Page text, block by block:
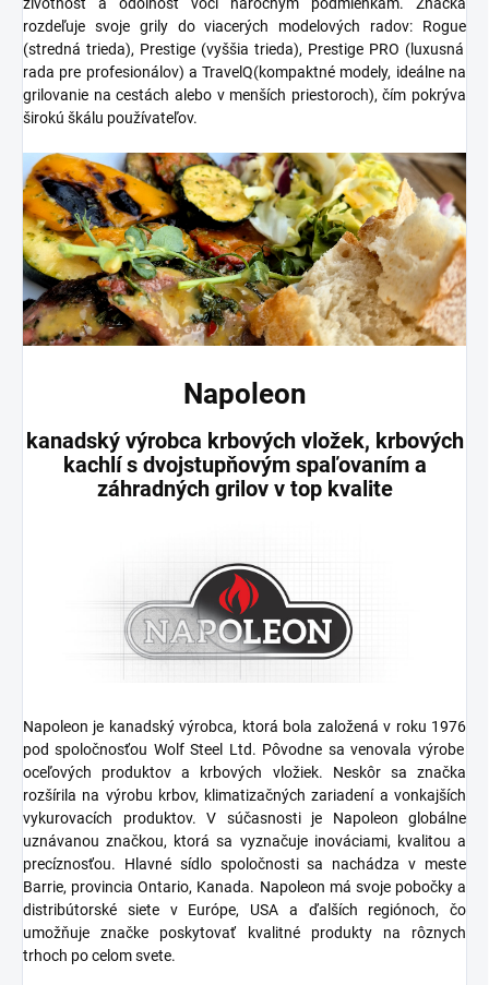
rozdeľuje svoje grily do viacerých modelových radov: Rogue
(stredná trieda), Prestige (vyššia trieda), Prestige PRO (luxusná
rada pre profesionálov) aTravelQ(kompaktné modely, ideálne na
grilovanie na cestách alebo v menších priestoroch), čím pokrýva
širokú škálu používateľov.
Napoleon
kanadský výrobca krbových vložek, krbových
kachlí s dvojstupňovým spaľovaním a
záhradných grilov v top kvalite
Napoleon je kanadský výrobca, ktorá bola založená v roku 1976
pod spoločnosťou Wolf Steel Ltd. Pôvodne sa venovala výrobe
oceľových produktov a krbových vložiek. Neskôr sa značka
rozšírila na výrobu krbov, klimatizačných zariadení a vonkajších
vykurovacích produktov. V súčasnosti je Napoleon globálne
uznávanou značkou, ktorá sa vyznačuje inováciami, kvalitou a
precíznosťou. Hlavné sídlo spoločnosti sa nachádza v meste
Barrie, provinciaOntario, Kanada. Napoleon má svoje pobočky a
distribútorské siete v Európe, USA a ďalších regiónoch, čo
umožňuje značke poskytovať kvalitné produkty na rôznych
trhoch po celom svete.